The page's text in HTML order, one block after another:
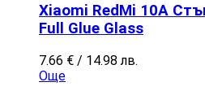
Xiaomi RedMi 10A
Full Glue Glass
7.66 € / 14.98 лв.
Още